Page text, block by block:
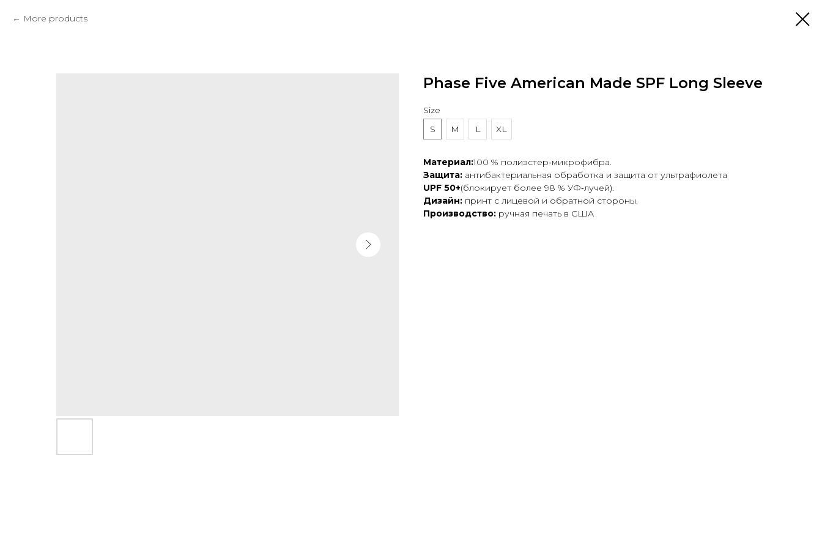
More products
Phase Five American Made SPF Long Sleeve
Size
S
M L XL
Материал:100 % полиэстер‑микрофибра.
Защита: антибактериальная обработка и защита от ультрафиолета
UPF 50+(блокирует более 98 % УФ‑лучей).
Дизайн: принт с лицевой и обратной стороны.
Производство: ручная печать в США